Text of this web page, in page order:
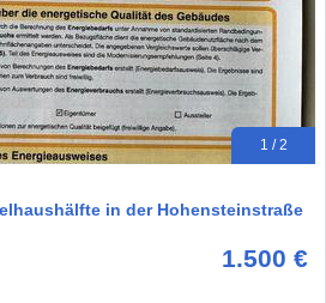
1 / 2
in der Hohensteinstraße
1.500 €